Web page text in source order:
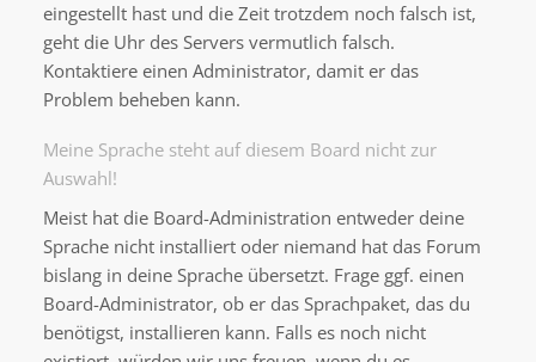
eingestellt hast und die Zeit trotzdem noch falsch ist,
geht die Uhr des Servers vermutlich falsch.
Kontaktiere einen Administrator, damit er das
Problem beheben kann.
Meine Sprache steht auf diesem Board nicht zur
Auswahl!
Meist hat die Board-Administration entweder deine
Sprache nicht installiert oder niemand hat das Forum
bislang in deine Sprache übersetzt. Frage ggf. einen
Board-Administrator, ob er das Sprachpaket, das du
benötigst, installieren kann. Falls es noch nicht